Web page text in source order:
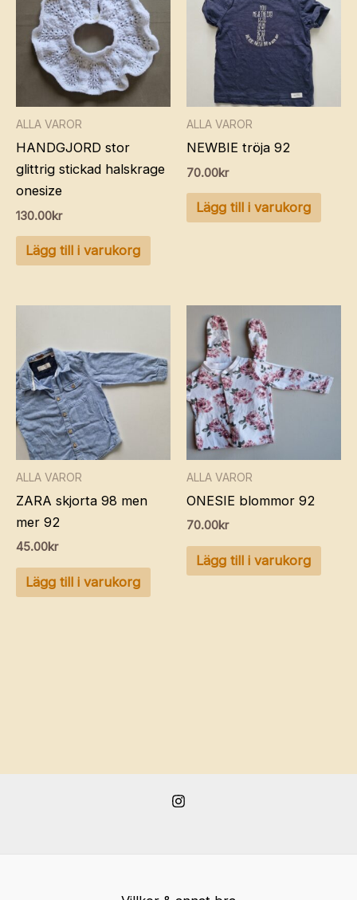
ALLA VAROR
HANDGJORD stor
glittrig stickad halskrage
onesize
130.00kr
Lägg till i varukorg
ALLA VAROR
NEWBIE tröja 92
70.00kr
Lägg till i varukorg
ALLA VAROR
ZARA skjorta 98 men
mer 92
45.00kr
Lägg till i varukorg
ALLA VAROR
ONESIE blommor 92
70.00kr
Lägg till i varukorg